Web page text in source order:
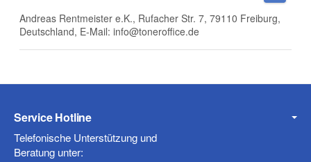
Fax
Andreas Rentmeister e.K., Rufacher Str. 7, 79110 Freiburg,
Deutschland, E-Mail: info@toneroffice.de
Service Hotline
Telefonische Unterstützung und
Beratung unter: